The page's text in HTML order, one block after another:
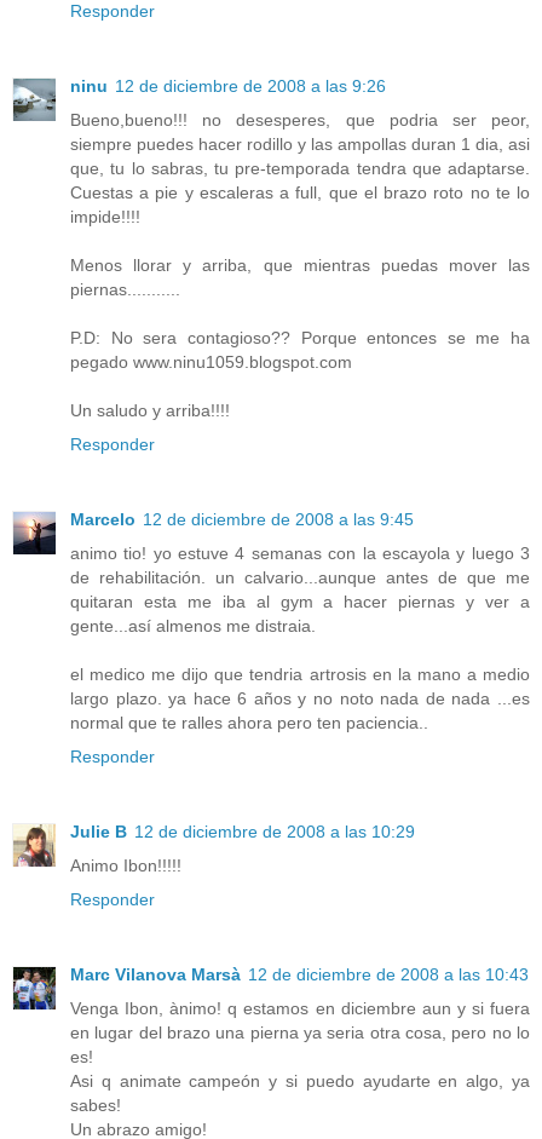
Responder
ninu 12 de diciembre de 2008 a las 9:26
Bueno,bueno!!! no desesperes, que podria ser peor,
siempre puedes hacer rodillo y las ampollas duran 1 dia, asi
que, tu lo sabras, tu pre-temporada tendra que adaptarse.
Cuestas a pie y escaleras a full, que el brazo roto no te lo
impide!!!!
Menos llorar y arriba, que mientras puedas mover las
piernas...........
P.D: No sera contagioso?? Porque entonces se me ha
pegado www.ninu1059.blogspot.com
Un saludo y arriba!!!!
Responder
Marcelo 12 de diciembre de 2008 a las 9:45
animo tio! yo estuve 4 semanas con la escayola y luego 3
de rehabilitación. un calvario...aunque antes de que me
quitaran esta me iba al gym a hacer piernas y ver a
gente...así almenos me distraia.
el medico me dijo que tendria artrosis en la mano a medio
largo plazo. ya hace 6 años y no noto nada de nada ...es
normal que te ralles ahora pero ten paciencia..
Responder
Julie B 12 de diciembre de 2008 a las 10:29
Animo Ibon!!!!!
Responder
Marc Vilanova Marsà 12 de diciembre de 2008 a las 10:43
Venga Ibon, ànimo! q estamos en diciembre aun y si fuera
en lugar del brazo una pierna ya seria otra cosa, pero no lo
es!
Asi q animate campeón y si puedo ayudarte en algo, ya
sabes!
Un abrazo amigo!